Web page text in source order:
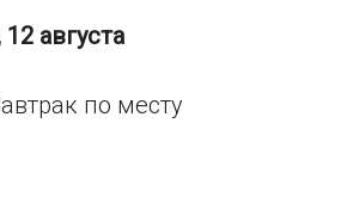
августа
по месту